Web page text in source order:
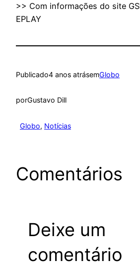
>> Com informações do site
EPLAY
Publicado4 anos atrásemGlobo
porGustavo Dill
Globo, Notícias
Comentários
Deixe um
comentário